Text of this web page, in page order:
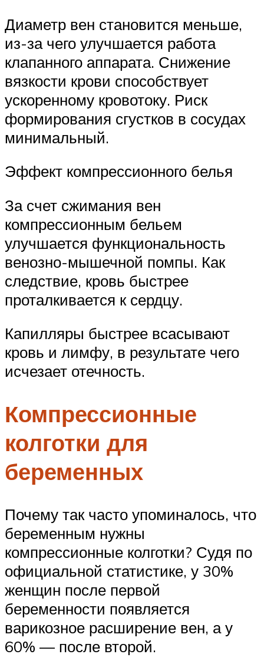
Диаметр вен становится меньше,
из-за чего улучшается работа
клапанного аппарата. Снижение
вязкости крови способствует
ускоренному кровотоку. Риск
формирования сгустков в сосудах
минимальный.
Эффект компрессионного белья
За счет сжимания вен
компрессионным бельем
улучшается функциональность
венозно-мышечной помпы. Как
следствие, кровь быстрее
проталкивается к сердцу.
Капилляры быстрее всасывают
кровь и лимфу, в результате чего
исчезает отечность.
Компрессионные
колготки для
беременных
Почему так часто упоминалось, что
беременным нужны
компрессионные колготки? Судя по
официальной статистике, у 30%
женщин после первой
беременности появляется
варикозное расширение вен, а у
60% — после второй.